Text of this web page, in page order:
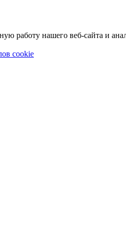
работу нашего веб-сайта и
cookie